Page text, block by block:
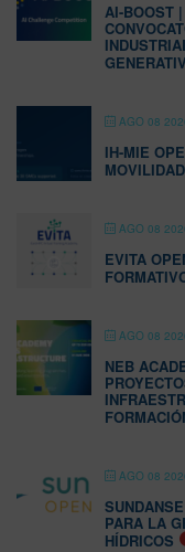
AI-BOOST
AGO 08
IH-MIE
MOVILIDAD
AGO 08
EVITA
AGO 08
NEB
AGO 08
PARA LA
HÍDRICOS